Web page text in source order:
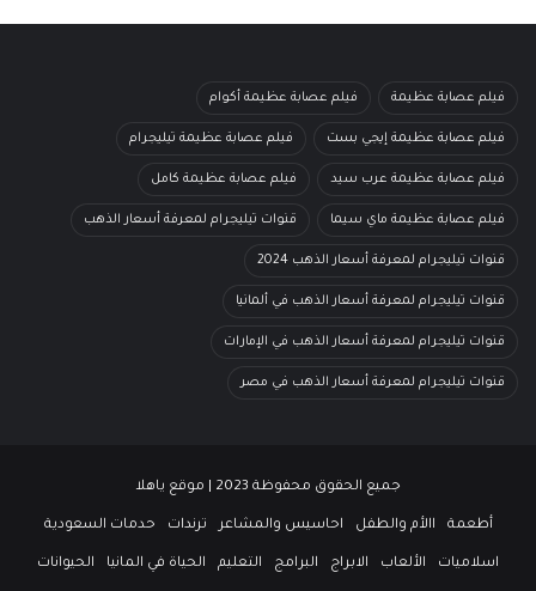
فيلم عصابة عظيمة فيلم عصابة عظيمة أكوام
فيلم عصابة عظيمة إيجي بست فيلم عصابة عظيمة تيليجرام
فيلم عصابة عظيمة عرب سيد فيلم عصابة عظيمة كامل
فيلم عصابة عظيمة ماي سيما قنوات تيليجرام لمعرفة أسعار الذهب
قنوات تيليجرام لمعرفة أسعار الذهب 2024
قنوات تيليجرام لمعرفة أسعار الذهب في ألمانيا
قنوات تيليجرام لمعرفة أسعار الذهب في الإمارات
قنوات تيليجرام لمعرفة أسعار الذهب في مصر
جميع الحقوق محفوظة 2023 | موقع ياهلا
أطعمة االأم والطفل احاسيس والمشاعر ترندات حدمات السعودية
اسلاميات الألعاب الابراج البرامج التعليم الحياة في المانيا الحيوانات